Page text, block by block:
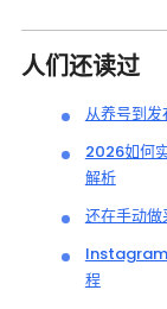
人们还读过
从养号到发
2026如何
解析
还在手动
Instagram
程